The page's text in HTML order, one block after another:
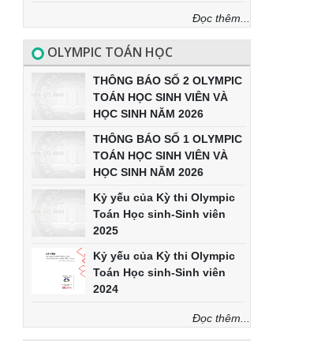
Đọc thêm...
OLYMPIC TOÁN HỌC
THÔNG BÁO SỐ 2 OLYMPIC
TOÁN HỌC SINH VIÊN VÀ
HỌC SINH NĂM 2026
THÔNG BÁO SỐ 1 OLYMPIC
TOÁN HỌC SINH VIÊN VÀ
HỌC SINH NĂM 2026
Kỷ yếu của Kỳ thi Olympic
Toán Học sinh-Sinh viên
2025
Kỷ yếu của Kỳ thi Olympic
Toán Học sinh-Sinh viên
2024
Đọc thêm...